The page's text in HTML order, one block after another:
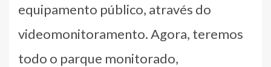
equipamento público, através do
videomonitoramento. Agora, teremos
todo o parque monitorado,